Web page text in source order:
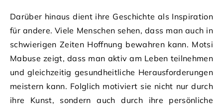
Darüber hinaus dient ihre Geschichte als Inspiration
für andere. Viele Menschen sehen, dass man auch in
schwierigen Zeiten Hoffnung bewahren kann. Motsi
Mabuse zeigt, dass man aktiv am Leben teilnehmen
und gleichzeitig gesundheitliche Herausforderungen
meistern kann. Folglich motiviert sie nicht nur durch
ihre Kunst, sondern auch durch ihre persönliche